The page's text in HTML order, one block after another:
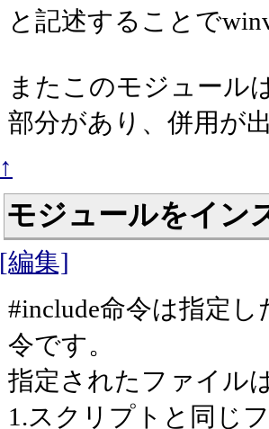
と記述することで
またこのモジュール
部分があり、併用が
↑
モジュールをイン
[編集]
#include命令は指定
令です。
指定されたファイル
1.スクリプトと同じ